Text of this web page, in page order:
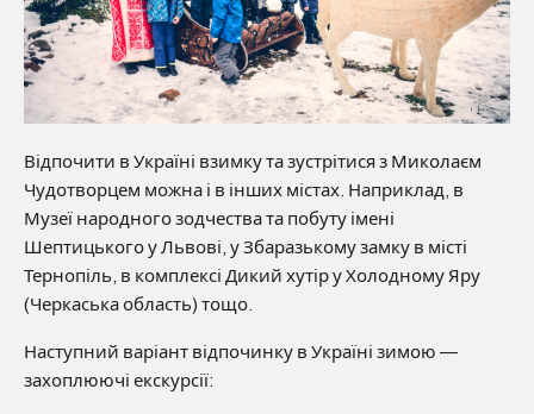
Відпочити в Україні взимку та зустрітися з Миколаєм
Чудотворцем можна і в інших містах. Наприклад, в
Музеї народного зодчества та побуту імені
Шептицького у Львові, у Збаразькому замку в місті
Тернопіль, в комплексі Дикий хутір у Холодному Яру
(Черкаська область) тощо.
Наступний варіант відпочинку в Україні зимою —
захоплюючі екскурсії: